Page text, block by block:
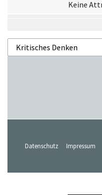
Keine
Datenschutz Impressum